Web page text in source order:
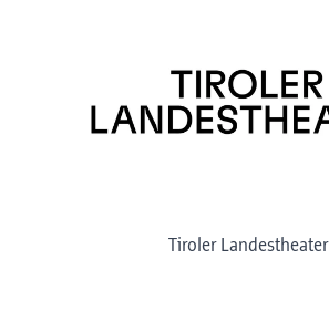
Tiroler Landestheater